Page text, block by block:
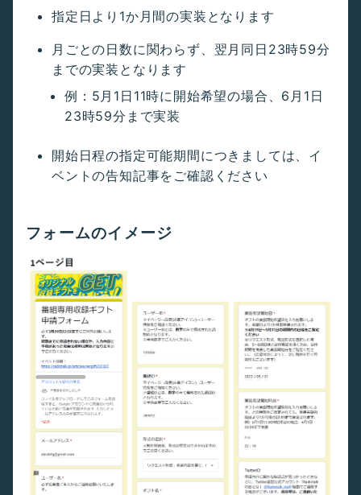
指定日より1か月間の実装となります
月ごとの日数に関わらず、翌月同日23時59分
までの実装となります
例：5月1日11時に開始希望の場合、6月1日
23時59分まで実装
開始日程の指定可能期間につきましては、イ
ベントの告知記事をご確認ください
フォームのイメージ